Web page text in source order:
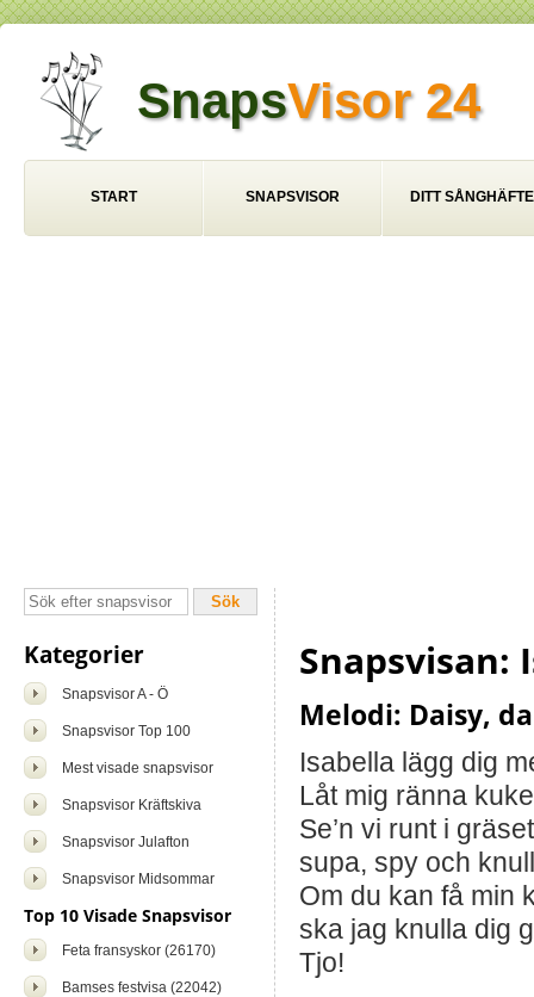
SnapsVisor 24
START SNAPSVISOR DITT SÅNGHÄFTE
Kategorier
Snapsvisor A - Ö
Snapsvisor Top 100
Mest visade snapsvisor
Snapsvisor Kräftskiva
Snapsvisor Julafton
Snapsvisor Midsommar
Top 10 Visade Snapsvisor
Feta fransyskor (26170)
Bamses festvisa (22042)
Snapsvisan:
Melodi: Daisy,
Isabella lägg dig
Låt mig ränna
Se’n vi runt i
supa, spy och
Om du kan få min
ska jag knulla dig
Tjo!